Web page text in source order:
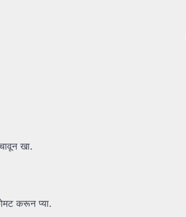
खा.
करून प्या.